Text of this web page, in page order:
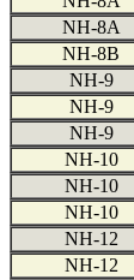
NH-8A
NH-8B
NH-9
NH-9
NH-9
NH-10
NH-10
NH-10
NH-12
NH-12